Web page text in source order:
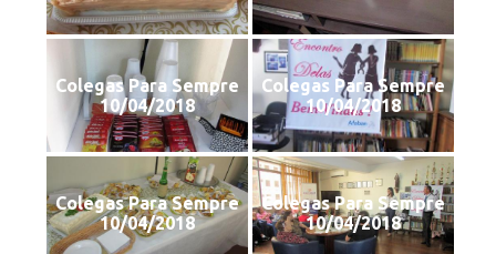
Colegas Para Sempre
10/04/2018
Colegas Para Sempre
10/04/2018
Colegas Para Sempre
10/04/2018
Colegas Para Sempre
10/04/2018